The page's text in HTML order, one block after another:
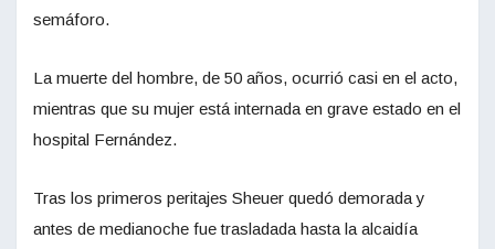
semáforo.
La muerte del hombre, de 50 años, ocurrió casi en el acto,
mientras que su mujer está internada en grave estado en el
hospital Fernández.
Tras los primeros peritajes Sheuer quedó demorada y
antes de medianoche fue trasladada hasta la alcaidía